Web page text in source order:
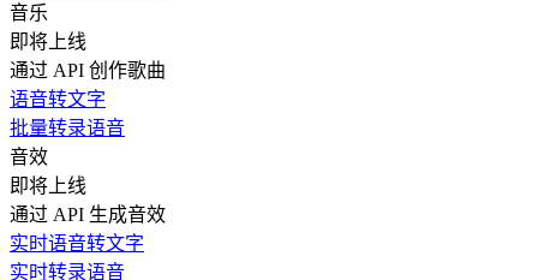
音乐
即将上线
通过 API 创作歌曲
语音转文字
批量转录语音
音效
即将上线
通过 API 生成音效
实时语音转文字
实时转录语音